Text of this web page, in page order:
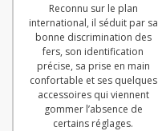
Reconnu sur le plan
international, il séduit par sa
bonne discrimination des
fers, son identification
précise, sa prise en main
confortable et ses quelques
accessoires qui viennent
gommer l’absence de
certains réglages.